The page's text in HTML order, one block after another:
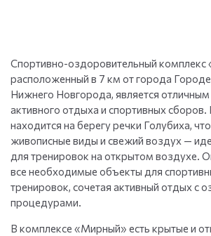
Спортивно-оздоровительный
расположенный в 7 км от города
Нижнего Новгорода, является
активного отдыха и спортивных сборов.
находится на берегу речки Голубиха,
живописные виды и свежий воздух —
для тренировок на открытом воздухе.
все необходимые объекты для
тренировок, сочетая активный отдых с
процедурами.
В комплексе «Мирный» есть крытые и